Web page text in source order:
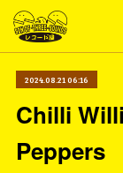
2024.08.21 06:16
Chilli
Peppers